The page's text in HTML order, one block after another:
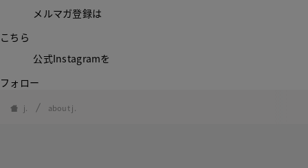
メルマガ登録は
こちら
公式Instagramを
フォロー
j. about j.